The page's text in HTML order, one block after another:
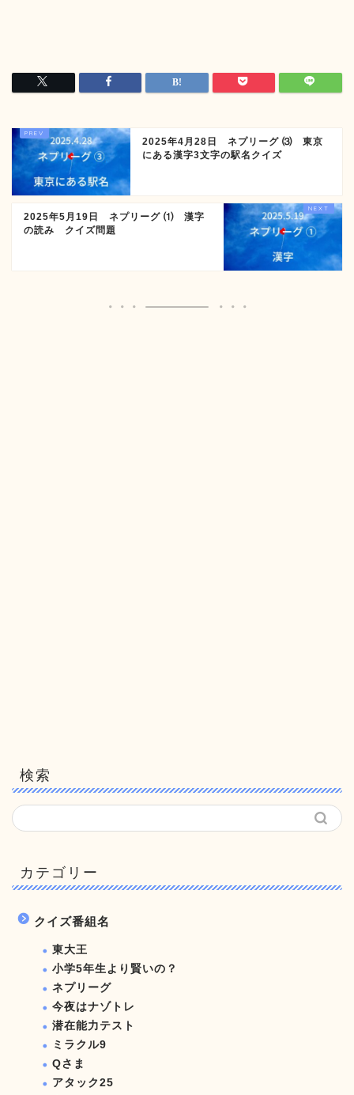
2025年4月28日 ネプリーグ ⑶ 東京
にある漢字3文字の駅名クイズ
2025年5月19日 ネプリーグ ⑴ 漢字
の読み クイズ問題
検索
カテゴリー
クイズ番組名
東大王
小学5年生より賢いの？
ネプリーグ
今夜はナゾトレ
潜在能力テスト
ミラクル9
Qさま
アタック25